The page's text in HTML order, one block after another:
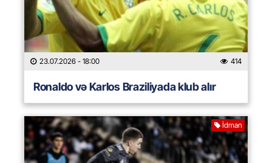
23.07.2026 - 18:00 414
Ronaldo və Karlos Braziliyada klub alır
İdman